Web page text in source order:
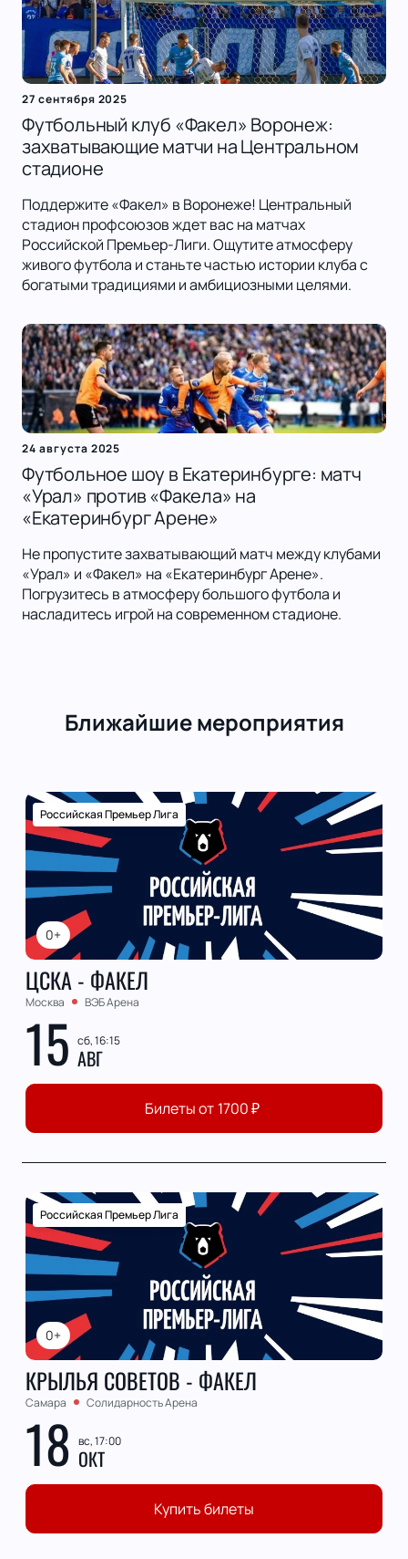
27 сентября 2025
Футбольный клуб «Факел» Воронеж:
захватывающие матчи на Центральном
стадионе
Поддержите «Факел» в Воронеже! Центральный
стадион профсоюзов ждет вас на матчах
Российской Премьер-Лиги. Ощутите атмосферу
живого футбола и станьте частью истории клуба с
богатыми традициями и амбициозными целями.
24 августа 2025
Футбольное шоу в Екатеринбурге: матч
«Урал» против «Факела» на
«Екатеринбург Арене»
Не пропустите захватывающий матч между клубами
«Урал» и «Факел» на «Екатеринбург Арене».
Погрузитесь в атмосферу большого футбола и
насладитесь игрой на современном стадионе.
Ближайшие мероприятия
0+
Российская Премьер Лига
ЦСКА - ФАКЕЛ
Москва ВЭБ Арена
15 сб, 16:15
АВГ
Билеты от 1700₽
0+
Российская Премьер Лига
КРЫЛЬЯ СОВЕТОВ - ФАКЕЛ
Самара Солидарность Арена
18 вс, 17:00
ОКТ
Купить билеты